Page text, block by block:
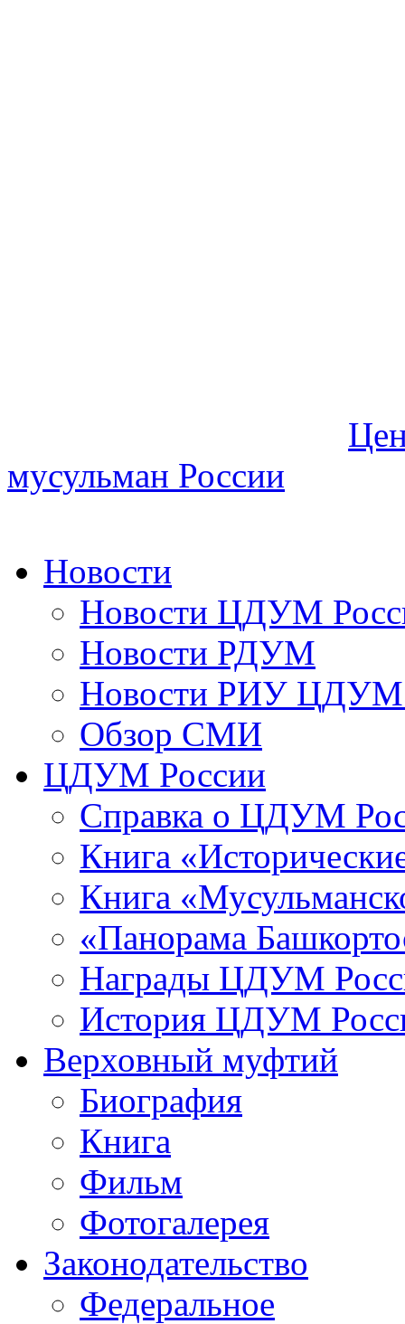
мусульман России
Новости
Новости ЦДУМ
Новости РДУМ
Новости РИУ ЦДУМ
Обзор СМИ
ЦДУМ России
Справка о ЦДУМ
Книга
Книга
«Панорама
Награды ЦДУМ
История ЦДУМ
Верховный муфтий
Биография
Книга
Фильм
Фотогалерея
Законодательство
Федеральное